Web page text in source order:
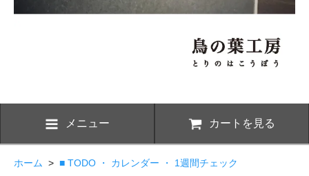
メニュー カートを見る
ホーム > ■ TODO ・ カレンダー ・ 1週間チェック